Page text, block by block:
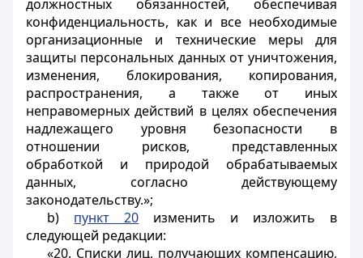
должностных обязанностей, обеспечивая
конфиденциальность, как и все необходимые
организационные и технические меры для
защиты персональных данных от уничтожения,
изменения, блокирования, копирования,
распространения, а также от иных
неправомерных действий в целях обеспечения
надлежащего уровня безопасности в
отношении рисков, представленных
обработкой и природой обрабатываемых
данных, согласно действующему
законодательству.»;
b) пункт 20 изменить и изложить в
следующей редакции:
«20. Списки лиц, получающих компенсацию,